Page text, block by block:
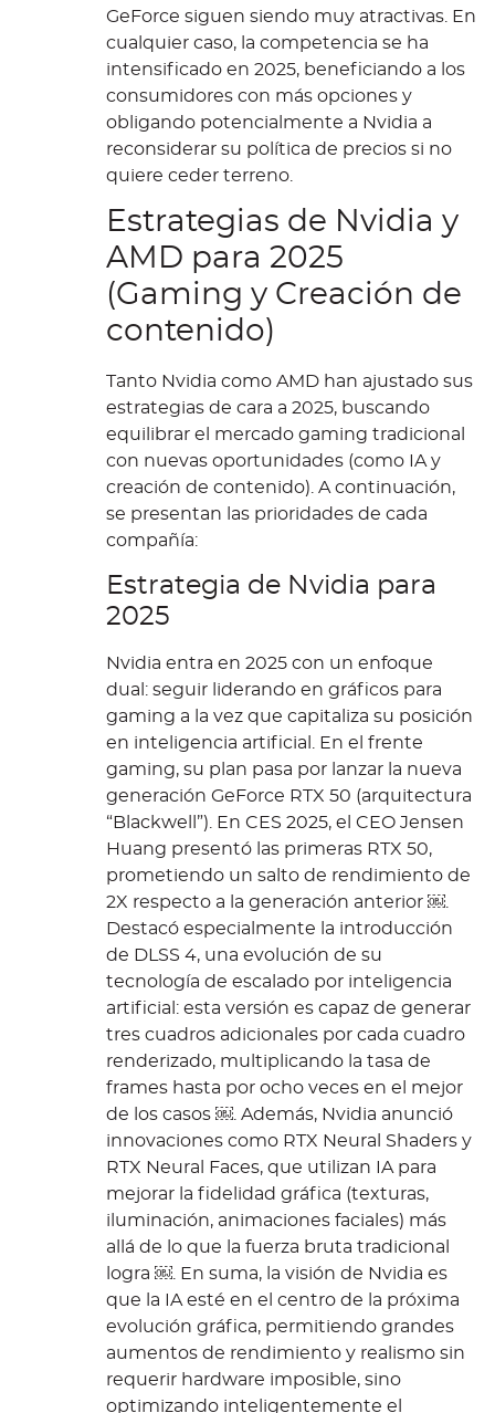
GeForce siguen siendo muy atractivas. En
cualquier caso, la competencia se ha
intensificado en 2025, beneficiando a los
consumidores con más opciones y
obligando potencialmente a Nvidia a
reconsiderar su política de precios si no
quiere ceder terreno.
Estrategias de Nvidia y
AMD para 2025
(Gaming y Creación de
contenido)
Tanto Nvidia como AMD han ajustado sus
estrategias de cara a 2025, buscando
equilibrar el mercado gaming tradicional
con nuevas oportunidades (como IA y
creación de contenido). A continuación,
se presentan las prioridades de cada
compañía:
Estrategia de Nvidia para
2025
Nvidia entra en 2025 con un enfoque
dual: seguir liderando en gráficos para
gaming a la vez que capitaliza su posición
en inteligencia artificial. En el frente
gaming, su plan pasa por lanzar la nueva
generación GeForce RTX 50 (arquitectura
“Blackwell”). En CES 2025, el CEO Jensen
Huang presentó las primeras RTX 50,
prometiendo un salto de rendimiento de
2X respecto a la generación anterior ￼.
Destacó especialmente la introducción
de DLSS 4, una evolución de su
tecnología de escalado por inteligencia
artificial: esta versión es capaz de generar
tres cuadros adicionales por cada cuadro
renderizado, multiplicando la tasa de
frames hasta por ocho veces en el mejor
de los casos ￼. Además, Nvidia anunció
innovaciones como RTX Neural Shaders y
RTX Neural Faces, que utilizan IA para
mejorar la fidelidad gráfica (texturas,
iluminación, animaciones faciales) más
allá de lo que la fuerza bruta tradicional
logra ￼. En suma, la visión de Nvidia es
que la IA esté en el centro de la próxima
evolución gráfica, permitiendo grandes
aumentos de rendimiento y realismo sin
requerir hardware imposible, sino
optimizando inteligentemente el